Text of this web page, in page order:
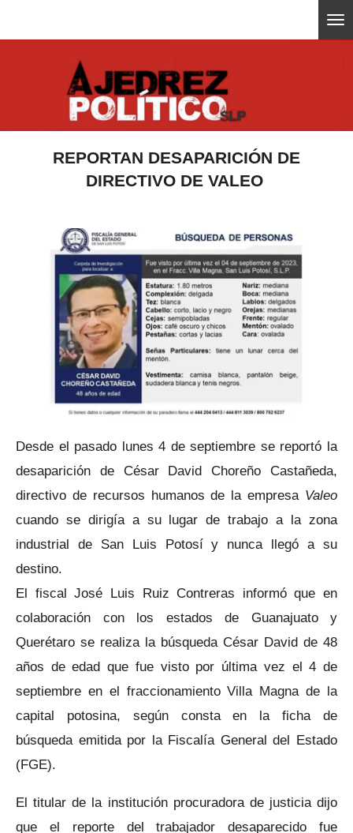
al
REPORTAN DESAPARICIÓN DE
DIRECTIVO DE VALEO
Desde el pasado lunes 4 de septiembre se reportó la
desaparición de César David Choreño Castañeda,
directivo de recursos humanos de la empresa Valeo
cuando se dirigía a su lugar de trabajo a la zona
industrial de San Luis Potosí y nunca llegó a su
destino.
El fiscal José Luis Ruiz Contreras informó que en
colaboración con los estados de Guanajuato y
Querétaro se realiza la búsqueda César David de 48
años de edad que fue visto por última vez el 4 de
septiembre en el fraccionamiento Villa Magna de la
capital potosina, según consta en la ficha de
búsqueda emitida por la Fiscalía General del Estado
(FGE).
El titular de la institución procuradora de justicia dijo
que el reporte del trabajador desaparecido fue